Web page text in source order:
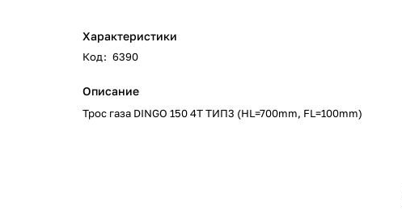
Характеристики
Код: 6390
Описание
Трос газа DINGO 150 4Т ТИП3 (НL=700mm, FL=100mm)